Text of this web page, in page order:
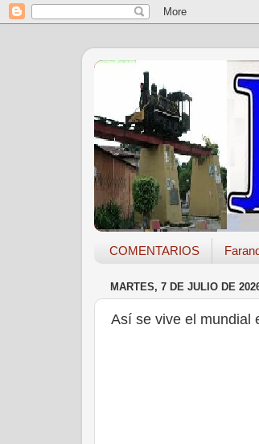
COMENTARIOS
MARTES, 7 DE JULIO DE
Así se vive el mundial